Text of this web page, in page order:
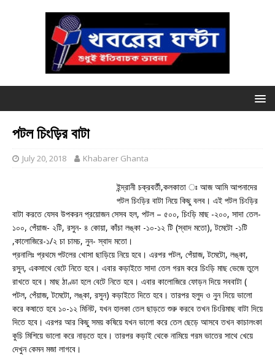
পটল চিংড়ির বাটা
July 20, 2018 Khabarer Ghanta
ইন্দ্রানী চক্রবর্তী,কলকাতা ঃ আজ আমি আপনাদের
পটল চিংড়ির বাটা নিয়ে কিছু বলব। এই পটল চিংড়ির
বাটা করতে যেসব উপকরন প্রয়োজন সেসব হল, পটল – ৫০০, চিংড়ি মাছ -২০০, সাদা তেল-
১০০, পেঁয়াজ- ২টি, রসুন- ৪ কোয়া, কাঁচা লঙ্কা -১০-১২ টি (স্বাদ মতো), টমেটো -১টি
,কালোজিরে-১/২ চা চামচ, নুন- স্বাদ মতো।
প্রনালিঃ প্রথমে পটলের খোসা ছাড়িয়ে নিয়ে হবে। এরপর পটল, পেঁয়াজ, টমেটো, লঙ্কা,
রসুন, একসাথে বেটে নিতে হবে। এবার কড়াইতে সাদা তেল গরম করে চিংড়ি মাছ ভেজে তুলে
রাখতে হবে। মাছ ঠাণ্ডা হলে বেটে নিতে হবে। এবার কালোজিরে ফোড়ন দিয়ে সববাটা (
পটল, পেঁয়াজ, টমেটো, লঙ্কা, রসুন) কড়াইতে দিতে হবে। তারপর হলুদ ও নুন দিয়ে ভালো
করে কষাতে হবে ১০-১২ মিনিট, যখন হালকা তেল ছাড়তে শুরু করবে তখন চিংরিমাছ বাটা দিয়ে
দিতে হবে। এরপর আর কিছু সময় কষিয়ে যখন ভালো করে তেল ছেড়ে আসবে তখন কাচালংকা
কুচি মিশিয়ে ভালো করে নাড়তে হবে। তারপর কড়াই থেকে নামিয়ে গরম ভাতের সাথে খেয়ে
দেখুন কেমন মজা লাগবে।